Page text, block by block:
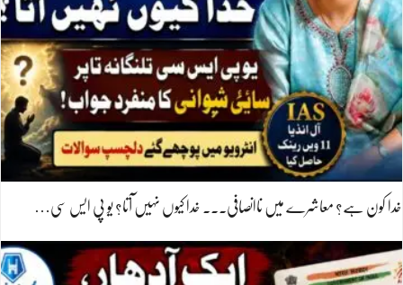
خدا کون ہے؟ معاشرے میں ناانصافی۔۔۔ خدا کیوں نہیں آتا؟ یو پی ایس سی…